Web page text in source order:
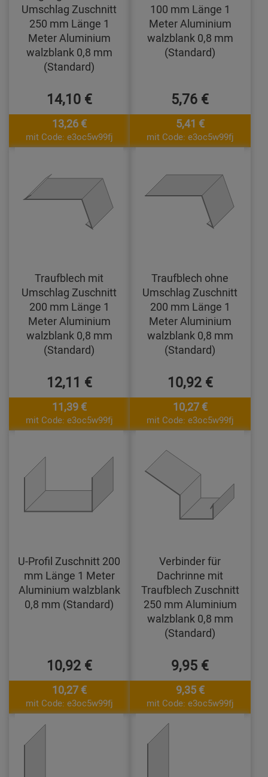
Umschlag Zuschnitt
250 mm Länge 1
Meter Aluminium
walzblank 0,8 mm
(Standard)
14,10 €
13,26 €
mit Code: e3oc5w99fj
100 mm Länge 1
Meter Aluminium
walzblank 0,8 mm
(Standard)
5,76 €
5,41 €
mit Code: e3oc5w99fj
Traufblech mit
Umschlag Zuschnitt
200 mm Länge 1
Meter Aluminium
walzblank 0,8 mm
(Standard)
12,11 €
11,39 €
mit Code: e3oc5w99fj
Traufblech ohne
Umschlag Zuschnitt
200 mm Länge 1
Meter Aluminium
walzblank 0,8 mm
(Standard)
10,92 €
10,27 €
mit Code: e3oc5w99fj
U-Profil Zuschnitt 200
mm Länge 1 Meter
Aluminium walzblank
0,8 mm (Standard)
10,92 €
10,27 €
mit Code: e3oc5w99fj
Verbinder für
Dachrinne mit
Traufblech Zuschnitt
250 mm Aluminium
walzblank 0,8 mm
(Standard)
9,95 €
9,35 €
mit Code: e3oc5w99fj